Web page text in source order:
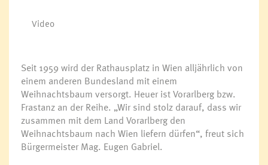
Video
Seit 1959 wird der Rathausplatz in Wien alljährlich von
einem anderen Bundesland mit einem
Weihnachtsbaum versorgt. Heuer ist Vorarlberg bzw.
Frastanz an der Reihe. „Wir sind stolz darauf, dass wir
zusammen mit dem Land Vorarlberg den
Weihnachtsbaum nach Wien liefern dürfen“, freut sich
Bürgermeister Mag. Eugen Gabriel.